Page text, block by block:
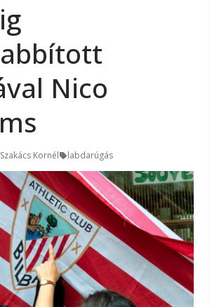
Nico
Szakács Kornél labdarúgás